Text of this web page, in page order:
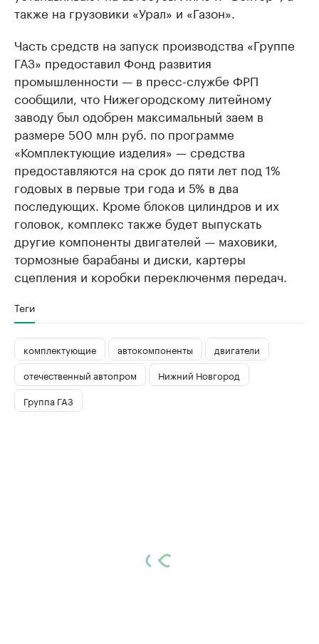
также на грузовики «Урал» и «Газон».
Часть средств на запуск производства «Группе
ГАЗ» предоставил Фонд развития
промышленности — в пресс-службе ФРП
сообщили, что Нижегородскому литейному
заводу был одобрен максимальный заем в
размере 500 млн руб. по программе
«Комплектующие изделия» — средства
предоставляются на срок до пяти лет под 1%
годовых в первые три года и 5% в два
последующих. Кроме блоков цилиндров и их
головок, комплекс также будет выпускать
другие компоненты двигателей — маховики,
тормозные барабаны и диски, картеры
сцепления и коробки переключенмя передач.
Теги
комплектующие автокомпоненты
двигатели
отечественный автопром
Нижний Новгород
Группа ГАЗ